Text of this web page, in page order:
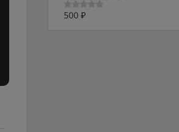
Оценка
500 ₽